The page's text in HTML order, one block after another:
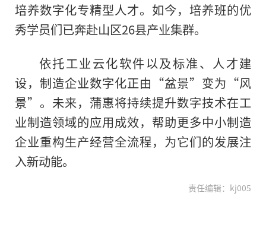
培养数字化专精型人才。如今，培养班的优
秀学员们已奔赴山区26县产业集群。
依托工业云化软件以及标准、人才建
设，制造企业数字化正由“盆景”变为“风
景”。未来，蒲惠将持续提升数字技术在工
业制造领域的应用成效，帮助更多中小制造
企业重构生产经营全流程，为它们的发展注
入新动能。
责任编辑：kj005